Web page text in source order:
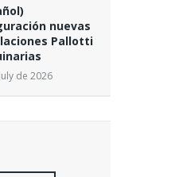
nuevas
Pallotti
de 2026